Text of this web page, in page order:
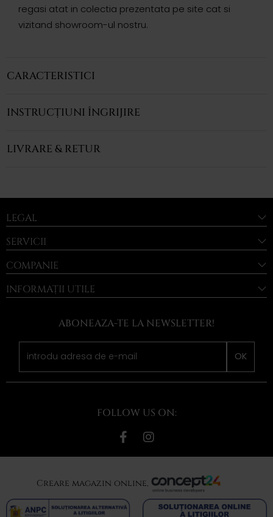
regasi atat in colectia prezentata pe site cat si
vizitand showroom-ul nostru.
CARACTERISTICI
INSTRUCȚIUNI ÎNGRIJIRE
LIVRARE & RETUR
LEGAL
SERVICII
COMPANIE
INFORMAȚII UTILE
ABONEAZA-TE LA NEWSLETTER!
OK
FOLLOW US ON:
Creare magazin online,